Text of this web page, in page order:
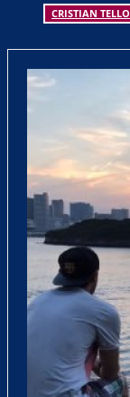
CRISTIAN TELLO